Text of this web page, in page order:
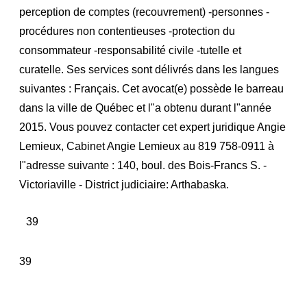
perception de comptes (recouvrement) -personnes -
procédures non contentieuses -protection du
consommateur -responsabilité civile -tutelle et
curatelle. Ses services sont délivrés dans les langues
suivantes : Français. Cet avocat(e) possède le barreau
dans la ville de Québec et l"a obtenu durant l"année
2015. Vous pouvez contacter cet expert juridique Angie
Lemieux, Cabinet Angie Lemieux au 819 758-0911 à
l"adresse suivante : 140, boul. des Bois-Francs S. -
Victoriaville - District judiciaire: Arthabaska.
39
39